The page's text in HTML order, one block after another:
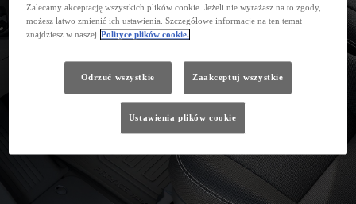
Zalecamy akceptację wszystkich plików cookie. Jeżeli nie wyrażasz na to zgody,
możesz łatwo zmienić ich ustawienia. Szczegółowe informacje na ten temat
znajdziesz w naszej Polityce plików cookie.
Odrzuć wszystkie Zaakceptuj wszystkie
Ustawienia plików cookie